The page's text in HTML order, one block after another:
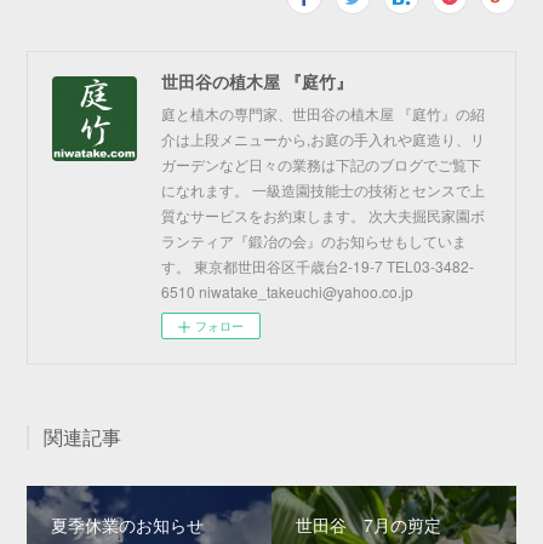
世田谷の植木屋 『庭竹』
庭と植木の専門家、世田谷の植木屋 『庭竹』の紹
介は上段メニューから,お庭の手入れや庭造り、リ
ガーデンなど日々の業務は下記のブログでご覧下
になれます。 一級造園技能士の技術とセンスで上
質なサービスをお約束します。 次大夫掘民家園ボ
ランティア『鍛冶の会』のお知らせもしていま
す。 東京都世田谷区千歳台2-19-7 TEL03-3482-
6510 niwatake_takeuchi@yahoo.co.jp
フォロー
関連記事
夏季休業のお知らせ 世田谷 7月の剪定